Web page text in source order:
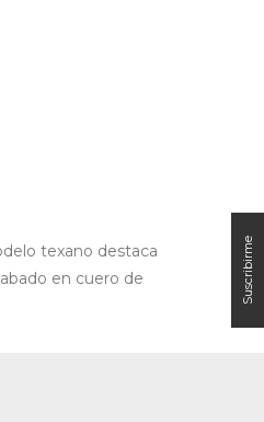
texano destaca
en cuero de